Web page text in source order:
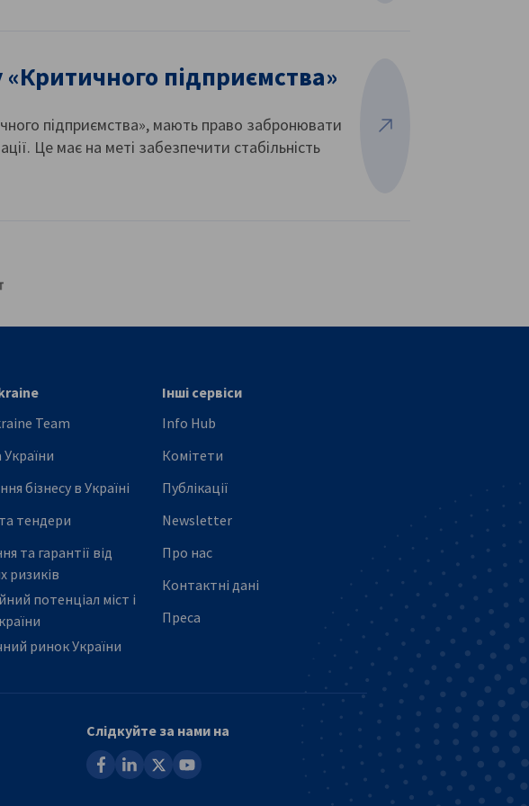
підприємства»
підприємства», мають право забронювати
Це має на меті забезпечити стабільність
Переглянути більше
Team
бізнесу в Україні
тендери
та гарантії від
ризиків
потенціал міст і
ринок України
Інші сервіси
Info Hub
Комітети
Публікації
Newsletter
Про нас
Контактні дані
Преса
Слідкуйте за нами на
facebooklinkedin youtube